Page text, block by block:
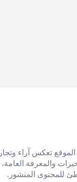
الموقع تعكس آراء
والمعرفة
للمحتوى المنشور.